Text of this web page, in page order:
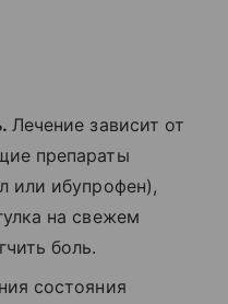
Лечение зависит от
препараты
или ибупрофен),
на свежем
боль.
состояния